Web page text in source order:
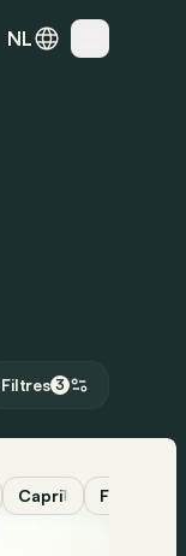
NL
Filtres 3
Capri1 F-150